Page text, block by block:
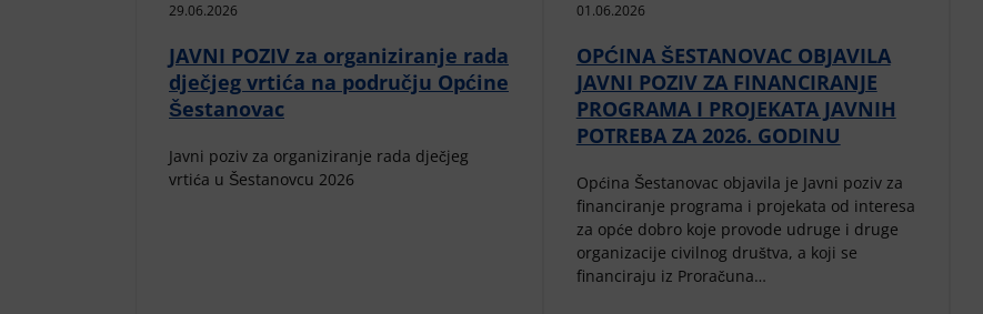
29.06.2026
JAVNI POZIV za organiziranje rada
dječjeg vrtića na području Općine
Šestanovac
Javni poziv za organiziranje rada dječjeg
vrtića u Šestanovcu 2026
01.06.2026
OPĆINA ŠESTANOVAC OBJAVILA
JAVNI POZIV ZA FINANCIRANJE
PROGRAMA I PROJEKATA JAVNIH
POTREBA ZA 2026. GODINU
Općina Šestanovac objavila je Javni poziv za
financiranje programa i projekata od interesa
za opće dobro koje provode udruge i druge
organizacije civilnog društva, a koji se
financiraju iz Proračuna…